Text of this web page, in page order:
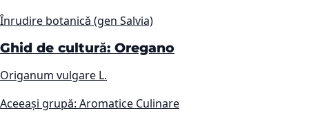
Înrudire botanică (gen Salvia)
Ghid de cultură: Oregano
Origanum vulgare L.
Aceeași grupă: Aromatice Culinare